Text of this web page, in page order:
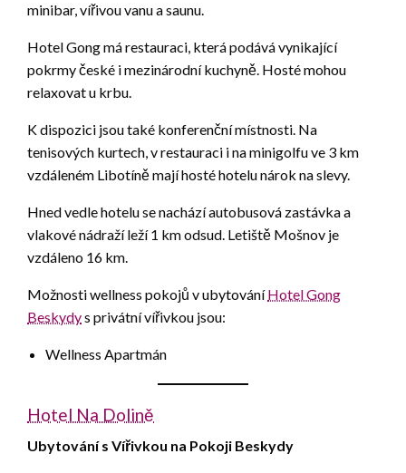
minibar, vířivou vanu a saunu.
Hotel Gong má restauraci, která podává vynikající
pokrmy české i mezinárodní kuchyně. Hosté mohou
relaxovat u krbu.
K dispozici jsou také konferenční místnosti. Na
tenisových kurtech, v restauraci i na minigolfu ve 3 km
vzdáleném Libotíně mají hosté hotelu nárok na slevy.
Hned vedle hotelu se nachází autobusová zastávka a
vlakové nádraží leží 1 km odsud. Letiště Mošnov je
vzdáleno 16 km.
Možnosti wellness pokojů v ubytováníHotel Gong
Beskydys privátní vířivkou jsou:
Wellness Apartmán
Hotel Na Dolině
Ubytování s Vířivkou na Pokoji Beskydy